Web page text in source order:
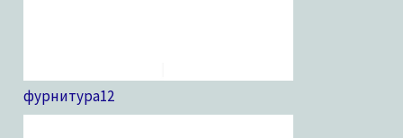
фурнитура12